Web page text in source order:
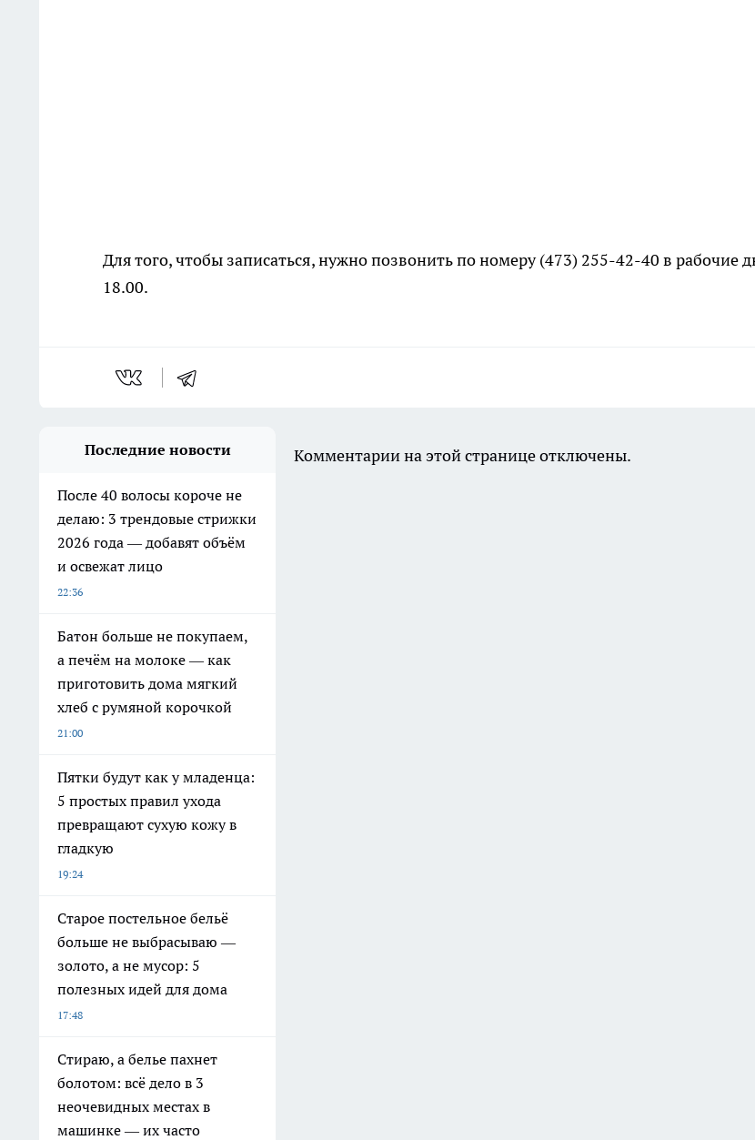
Для того, чтобы записаться, нужно позвонить по номеру (473) 255-42-40 в рабочие
18.00.
Последние новости
После 40 волосы короче не
делаю: 3 трендовые стрижки
2026 года — добавят объём
и освежат лицо
22:36
Батон больше не покупаем,
а печём на молоке — как
приготовить дома мягкий
хлеб с румяной корочкой
21:00
Пятки будут как у младенца:
5 простых правил ухода
превращают сухую кожу в
гладкую
19:24
Старое постельное бельё
больше не выбрасываю —
золото, а не мусор: 5
полезных идей для дома
17:48
Стираю, а белье пахнет
болотом: всё дело в 3
неочевидных местах в
машинке — их часто
Комментарии на этой странице отключены.